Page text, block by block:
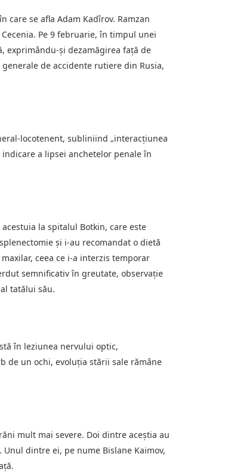
se afla Adam Kadîrov. Ramzan
Pe 9 februarie, în timpul unei
exprimându-și dezamăgirea față de
de accidente rutiere din Rusia,
locotenent, subliniind „interacțiunea
a lipsei anchetelor penale în
la spitalul Botkin, care este
și i-au recomandat o dietă
ceea ce i-a interzis temporar
semnificativ în greutate, observație
tatălui său.
în leziunea nervului optic,
de un ochi, evoluția stării sale rămâne
mult mai severe. Doi dintre aceștia au
dintre ei, pe nume Bislane Kaimov,